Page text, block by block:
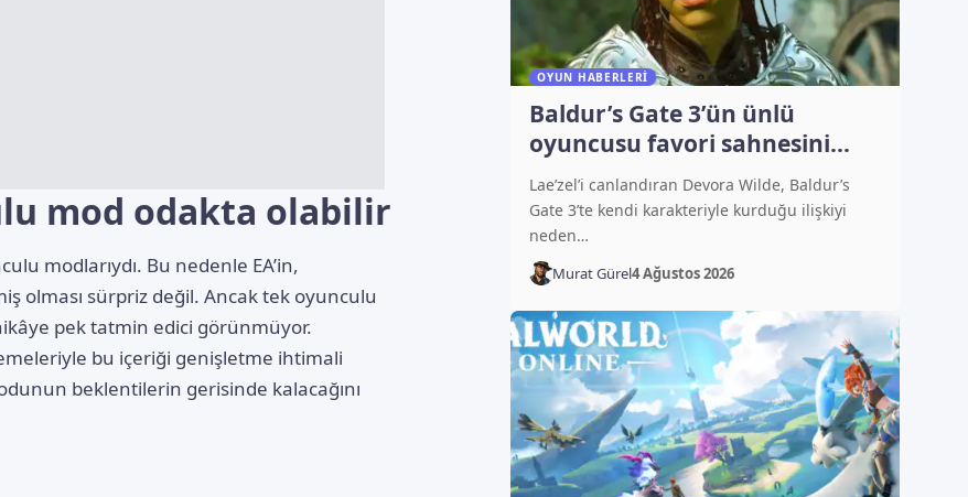
mod odakta olabilir
modlarıydı. Bu nedenle EA’in,
olması sürpriz değil. Ancak tek oyunculu
pek tatmin edici görünmüyor.
bu içeriği genişletme ihtimali
beklentilerin gerisinde kalacağını
OYUN HABERLERI
Baldur’s Gate 3’ün ünlü
oyuncusu favori sahnesini
açıkladı
Lae’zel’i canlandıran Devora Wilde, Baldur’s
Gate 3’te kendi karakteriyle kurduğu ilişkiyi
neden…
Murat Gürel4 Ağustos 2026